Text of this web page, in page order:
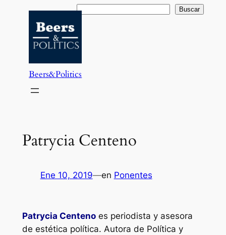
contenido
Buscar Buscar
Beers&Politics
Patrycia Centeno
Ene 10, 2019—en Ponentes
Patrycia Centenoes periodista y asesora
de estética política. Autora de Política y